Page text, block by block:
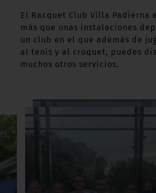
El Racquet Club Villa Padierna
más que unas instalaciones
un club en el que además de
al tenis y al croquet, puedes
muchos otros servicios.